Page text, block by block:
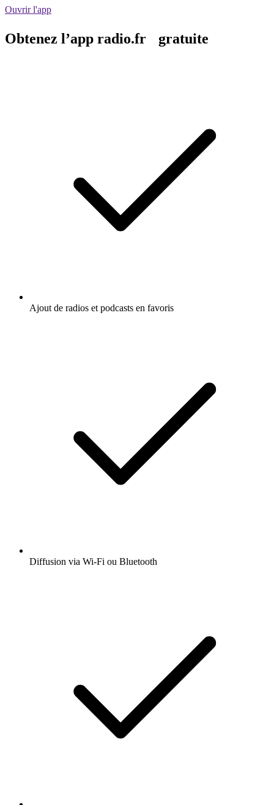
Ouvrir l'app
Obtenez l’app radio.fr gratuite
Ajout de radios et podcasts en favoris
Diffusion via Wi-Fi ou Bluetooth